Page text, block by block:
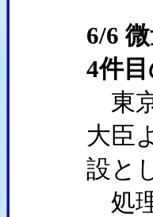
6/6
4件
東
大臣
設と
処